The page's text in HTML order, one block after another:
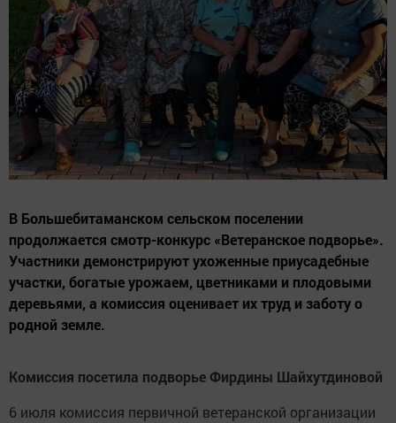
В Большебитаманском сельском поселении
продолжается смотр-конкурс «Ветеранское подворье».
Участники демонстрируют ухоженные приусадебные
участки, богатые урожаем, цветниками и плодовыми
деревьями, а комиссия оценивает их труд и заботу о
родной земле.
Комиссия посетила подворье Фирдины Шайхутдиновой
6 июля комиссия первичной ветеранской организации